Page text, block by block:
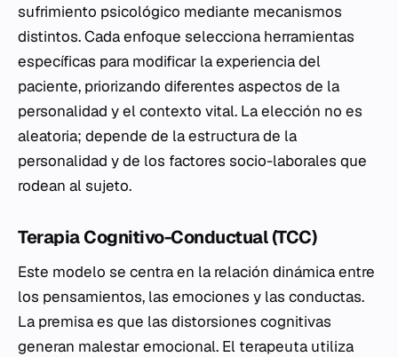
sufrimiento psicológico mediante mecanismos
distintos. Cada enfoque selecciona herramientas
específicas para modificar la experiencia del
paciente, priorizando diferentes aspectos de la
personalidad y el contexto vital. La elección no es
aleatoria; depende de la estructura de la
personalidad y de los factores socio-laborales que
rodean al sujeto.
Terapia Cognitivo-Conductual (TCC)
Este modelo se centra en la relación dinámica entre
los pensamientos, las emociones y las conductas.
La premisa es que las distorsiones cognitivas
generan malestar emocional. El terapeuta utiliza